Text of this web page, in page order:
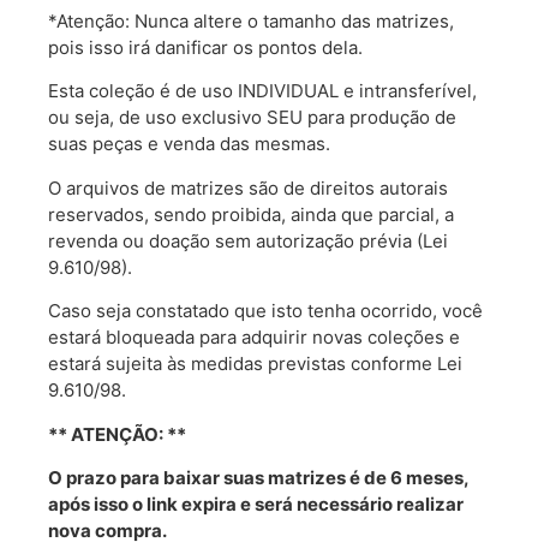
*Atenção: Nunca altere o tamanho das matrizes,
pois isso irá danificar os pontos dela.
Esta coleção é de uso INDIVIDUAL e intransferível,
ou seja, de uso exclusivo SEU para produção de
suas peças e venda das mesmas.
O arquivos de matrizes são de direitos autorais
reservados, sendo proibida, ainda que parcial, a
revenda ou doação sem autorização prévia (Lei
9.610/98).
Caso seja constatado que isto tenha ocorrido, você
estará bloqueada para adquirir novas coleções e
estará sujeita às medidas previstas conforme Lei
9.610/98.
** ATENÇÃO: **
O prazo para baixar suas matrizes é de 6 meses,
após isso o link expira e será necessário realizar
nova compra.